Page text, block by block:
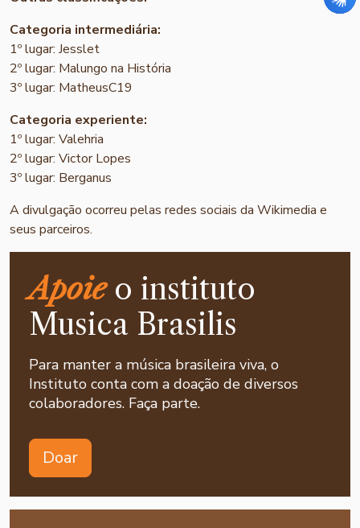
Categoria intermediária:
1º lugar: Jesslet
2º lugar: Malungo na História
3º lugar: MatheusC19
Categoria experiente:
1º lugar: Valehria
2º lugar: Victor Lopes
3º lugar: Berganus
A divulgação ocorreu pelas redes sociais da Wikimedia e
seus parceiros.
Apoieo instituto
Musica Brasilis
Para manter a música brasileira viva, o
Instituto conta com a doação de diversos
colaboradores. Faça parte.
Doar